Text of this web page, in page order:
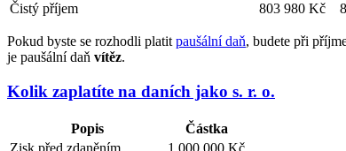
Čistý příjem
803 980 Kč
Pokud byste se rozhodli platit paušální daň, budete při
je paušální daň vítěz.
Kolik zaplatíte na daních jako s. r. o.
Popis
Částka
Zisk před zdaněním
1 000 000 Kč